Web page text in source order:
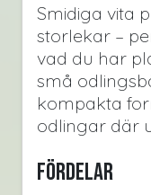
Smidiga vita
storlekar –
vad du har
små
kompakta
odlingar där
Fördelar